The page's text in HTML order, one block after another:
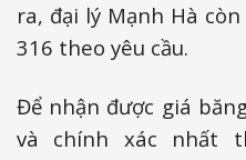
ra, đại lý Mạnh Hà
316 theo yêu cầu.
Để nhận được giá
và chính xác nhất